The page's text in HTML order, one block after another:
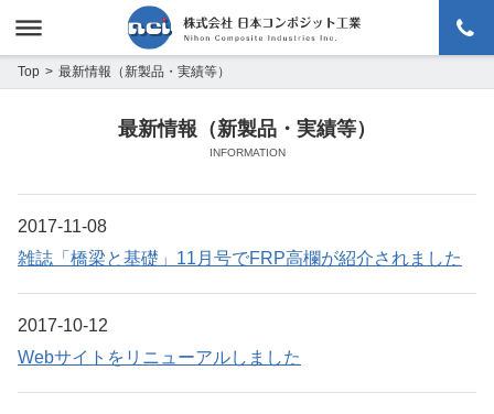
Top 最新情報（新製品・実績等）
最新情報（新製品・実績等）
INFORMATION
2017-11-08
雑誌「橋梁と基礎」11月号でFRP高欄が紹介されました
2017-10-12
Webサイトをリニューアルしました